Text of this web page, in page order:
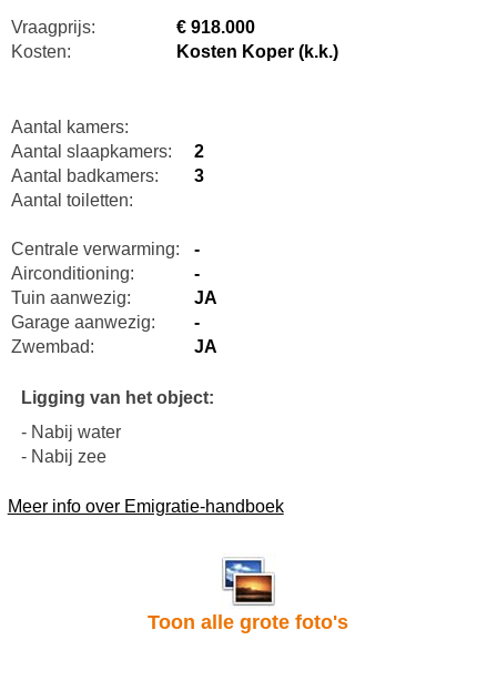
Vraagprijs:
€ 918.000
Kosten:
Kosten Koper (k.k.)
Aantal kamers:
Aantal slaapkamers:
2
Aantal badkamers:
3
Aantal toiletten:
Centrale verwarming:
-
Airconditioning:
-
Tuin aanwezig:
JA
Garage aanwezig:
-
Zwembad:
JA
Ligging van het object:
- Nabij water
- Nabij zee
Meer info over Emigratie-handboek
Toon alle grote foto's